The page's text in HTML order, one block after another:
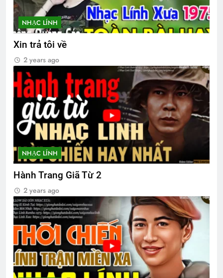
3 Years Ago
1 Year Ago
Ban Chấp Hành Tổng Hội
3 Years Ago
Ủng hộ Đại Hội Đoàn Kết Võ Bị Toàn
Cầu 2024
3 Years Ago
AI NHỚ HƠN AI
3 Years Ago
ÁO TÍM HOA CÀ
3 Years Ago
ƯỚC CÓ BỜ VAI ẤY
3 Years Ago
NHẠC LÍNH
Xin trả tôi về
2 years ago
NHẠC LÍNH
Hành Trang Giã Từ 2
2 years ago